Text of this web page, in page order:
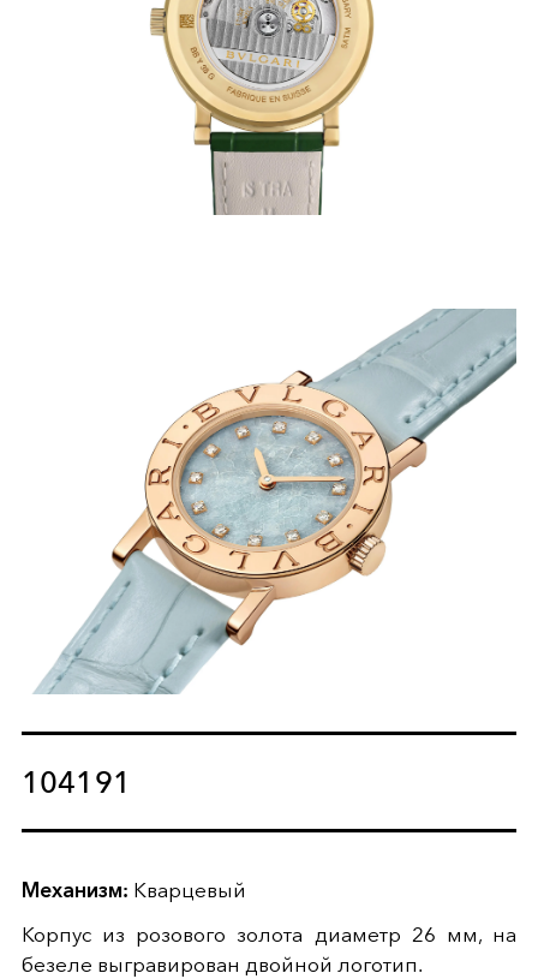
104191
Механизм: Кварцевый
Корпус из розового золота диаметр 26 мм, на
безеле выгравирован двойной логотип.